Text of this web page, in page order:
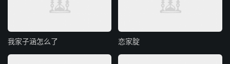
我家子涵怎么了 恋家腚